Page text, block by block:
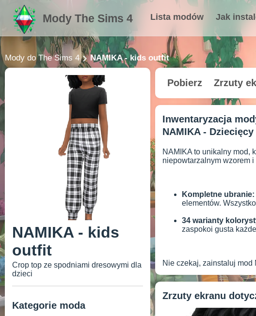
Mody The Sims 4 Lista modów Jak
Mody do The Sims 4 NAMIKA - kids outfit
NAMIKA - kids
outfit
Crop top ze spodniami dresowymi dla
dzieci
Kategorie moda
Pobierz Zrzuty
Inwentaryzacja
NAMIKA -
NAMIKA to unikalny mod,
niepowtarzalnym wzorem
Kompletne ubranie:
elementów.
34 warianty
zaspokoi gusta
Nie czekaj, zainstaluj
Zrzuty ekranu